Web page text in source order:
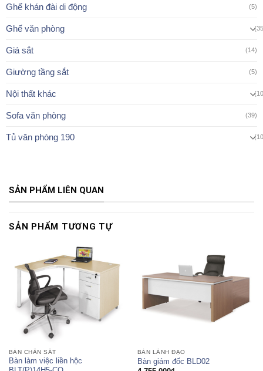
Ghế khán đài di động (5)
Ghế văn phòng
Giá sắt (14)
Giường tầng sắt (5)
Nội thất khác
Sofa văn phòng (39)
Tủ văn phòng 190
SẢN PHẨM LIÊN QUAN
SẢN PHẨM TƯƠNG TỰ
BÀN CHÂN SẮT
Bàn làm việc liền hộc
BÀN LÃNH ĐẠO
Bàn giám đốc BLD02